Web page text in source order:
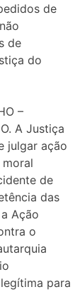
de
de
do
–
A Justiça
julgar ação
de
das
Ação
o
para